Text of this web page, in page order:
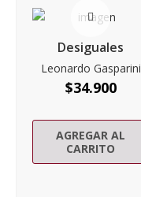
Desiguales
Leonardo Gasparini
$34.900
AGREGAR AL
CARRITO